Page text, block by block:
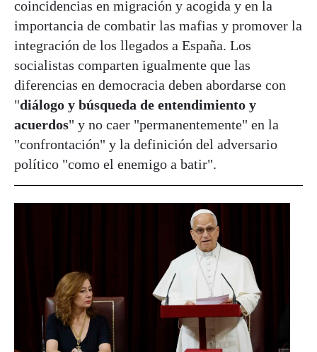
coincidencias en migración y acogida y en la
importancia de combatir las mafias y promover la
integración de los llegados a España. Los
socialistas comparten igualmente que las
diferencias en democracia deben abordarse con
"diálogo y búsqueda de entendimiento y
acuerdos" y no caer "permanentemente" en la
"confrontación" y la definición del adversario
político "como el enemigo a batir".